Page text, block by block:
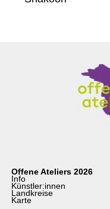
Offene Ateliers 2026
Info
Künstler:innen
Landkreise
Karte